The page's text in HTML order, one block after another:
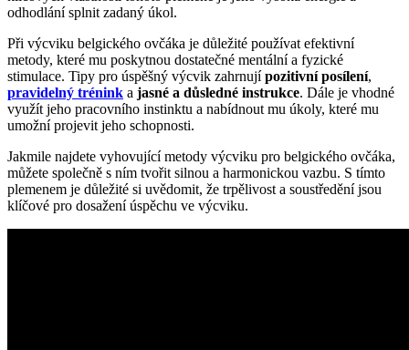
odhodlání splnit zadaný úkol.
Při výcviku belgického ovčáka je důležité používat efektivní
metody, které mu poskytnou dostatečné mentální a fyzické
stimulace. Tipy pro úspěšný výcvik zahrnujípozitivní posílení,
pravidelný trénink a jasné a důsledné instrukce. Dále je vhodné
využít jeho pracovního instinktu a nabídnout mu úkoly, které mu
umožní projevit jeho schopnosti.
Jakmile najdete vyhovující metody výcviku pro belgického ovčáka,
můžete společně s ním tvořit silnou a harmonickou vazbu. S tímto
plemenem je důležité si uvědomit, že trpělivost a soustředění jsou
klíčové pro dosažení úspěchu ve výcviku.